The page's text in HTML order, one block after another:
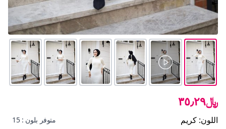
﷼٣٥٫٢٩
اللون: كريم متوفر بلون : 15